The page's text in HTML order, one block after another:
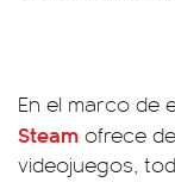
En el marco de
Steam ofrece
videojuegos,